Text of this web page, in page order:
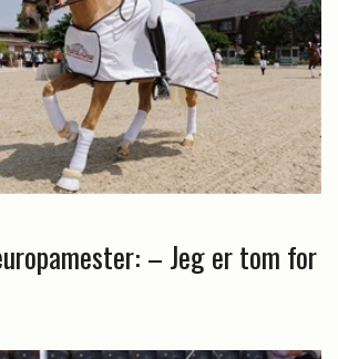
– Jeg er tom for